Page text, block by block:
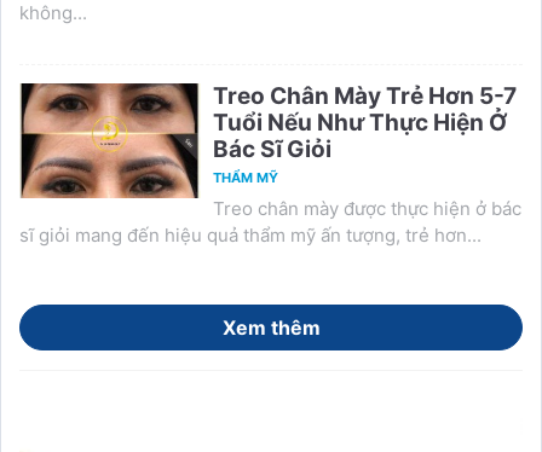
không...
Treo Chân Mày Trẻ Hơn 5-7
Tuổi Nếu Như Thực Hiện Ở
Bác Sĩ Giỏi
THẨM MỸ
Treo chân mày được thực hiện ở bác
sĩ giỏi mang đến hiệu quả thẩm mỹ ấn tượng, trẻ hơn...
Xem thêm